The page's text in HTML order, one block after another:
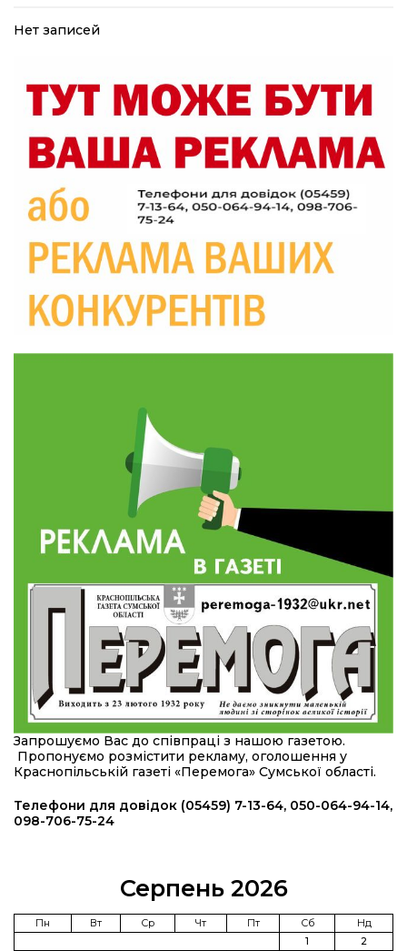
19:36
Пишіть листи самому собі, або як уникнути
19:29
30 лип
«Все закінчиться, приїду й одружуся…»: Пам’яті
26-річного Захисника Богдана Ємця (ВІДЕО)
20:06
Паливо по 100 грн та ризик дефіциту: чому в
28 лип
Житлові сертифікати, підготовка до зими та
підтримка ВПО: підсумки засідання виконкому
Краснопільської селищної ради
10:36
28 лип
Валентина Масалітіна: «Нас тримає віра в
Перемогу і повернення додому»
Обмежено придатний, але безмежно
вмотивований: Як колишній лісівник став асом
артилерії
490 пацієнтів та 15 відвіданих сіл: МБФ
«Альянс громадського здоров’я» підбив
підсумки роботи мобільних клінік у Сумській
області
12:24
23 лип
Покинув безпечне життя за кордоном, щоб
захистити рідну землю: пам’яті Сергія
Балабаєнка (ВІДЕО)
23 лип
Командир гармати Руслан Козирін: «Змінити
підрозділ чи бригаду – навіть думки не було»
20:36
22 лип
Нова кав’ярня в Сумах: як родина військового
з Краснопілля відкрила «Лев каву» за грантові
кошти (ВІДЕО)
14:37
21 лип
Захищав кордон до останнього подиху:
пам’яті полеглого прикордонника Олександра
Від штанги до «крил»: як спорт і характер
колишнього паверліфтера гартують перемогу
Нет записей
Запрошуємо Вас до співпраці з нашою газетою.
Пропонуємо розмістити рекламу, оголошення у
Краснопільській газеті «Перемога» Сумської області.
Телефони для довідок (05459) 7-13-64, 050-064-94-14,
098-706-75-24
Серпень 2026
Пн Вт Ср Чт Пт Сб
Нд
1
2